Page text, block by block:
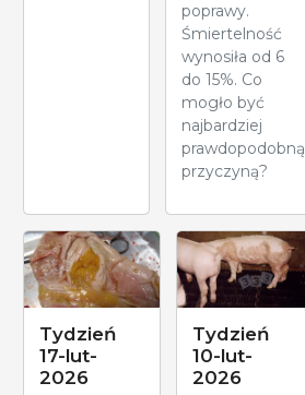
poprawy.
Śmiertelność
wynosiła od 6
do 15%. Co
mogło być
najbardziej
prawdopodobną
przyczyną?
Tydzień
17-lut-
2026
Tydzień
10-lut-
2026